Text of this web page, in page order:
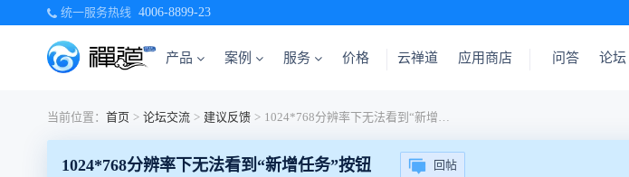
统一服务热线 4006-8899-23
产品 案例 服务 价格 云禅道 应用商店 问答 论坛
当前位置： 首页 > 论坛交流 > 建议反馈 > 1024*768分辨率下无法看到“新增任务”按钮
1024*768分辨率下无法看到“新增任务”按钮 回帖